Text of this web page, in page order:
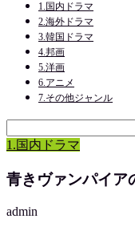
1.国内ドラマ
2.海外ドラマ
3.韓国ドラマ
4.邦画
5.洋画
6.アニメ
7.その他ジャンル
1.国内ドラマ
青きヴァンパイア
admin